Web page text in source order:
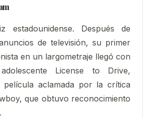
estadounidense. Después de
de televisión, su primer
en un largometraje llegó con
License to Drive,
película aclamada por la crítica
que obtuvo reconocimiento